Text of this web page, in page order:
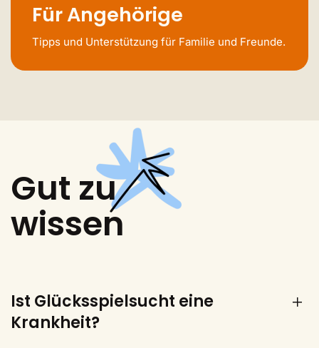
Für Angehörige
Tipps und Unterstützung für Familie und Freunde.
Gut zu
wissen
Ist Glücksspielsucht eine
Krankheit?